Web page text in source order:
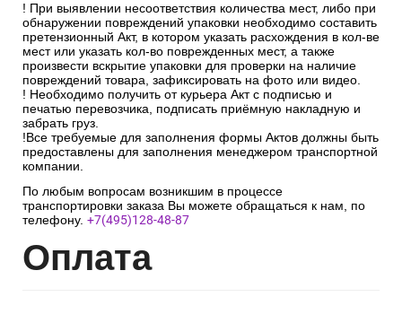
! При выявлении несоответствия количества мест, либо при
обнаружении повреждений упаковки необходимо составить
претензионный Акт, в котором указать расхождения в кол-ве
мест или указать кол-во поврежденных мест, а также
произвести вскрытие упаковки для проверки на наличие
повреждений товара, зафиксировать на фото или видео.
! Необходимо получить от курьера Акт с подписью и
печатью перевозчика, подписать приёмную накладную и
забрать груз.
!Все требуемые для заполнения формы Актов должны быть
предоставлены для заполнения менеджером транспортной
компании.
По любым вопросам возникшим в процессе
транспортировки заказа Вы можете обращаться к нам, по
телефону. +7(495)128-48-87
Оплата